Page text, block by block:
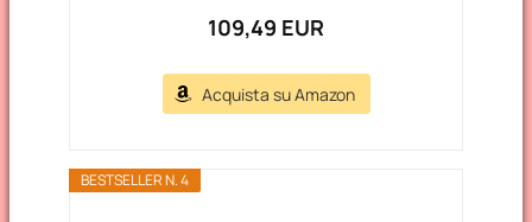
109,49 EUR
Acquista su Amazon
BESTSELLER N. 4